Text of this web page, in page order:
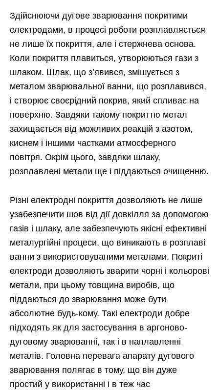
Здійснюючи дугове зварювання покритими
електродами, в процесі роботи розплавляється
не лише їх покриття, але і стержнева основа.
Коли покриття плавиться, утворюються гази з
шлаком. Шлак, що з’явився, змішується з
металом зварювальної ванни, що розплавився,
і створює своєрідний покрив, який спливає на
поверхню. Завдяки такому покриттю метал
захищається від можливих реакцій з азотом,
киснем і іншими частками атмосферного
повітря. Окрім цього, завдяки шлаку,
розплавлені метали ще і піддаються очищенню.
Різні електродні покриття дозволяють не лише
узабезпечити шов від дії довкілля за допомогою
газів і шлаку, але забезпечують якісні ефективні
металургійні процеси, що виникають в розплаві
ванни з використовуваними металами. Покриті
електроди дозволяють зварити чорні і кольорові
метали, при цьому товщина виробів, що
піддаються до зварювання може бути
абсолютне будь-кому. Такі електроди добре
підходять як для застосування в аргоново-
дуговому зварюванні, так і в наплавленні
металів. Головна перевага апарату дугового
зварювання полягає в тому, що він дуже
простий у використанні і в теж час